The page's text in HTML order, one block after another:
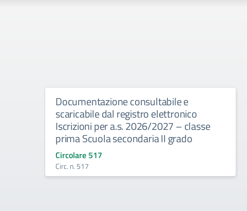
Documentazione consultabile e
scaricabile dal registro elettronico
Iscrizioni per a.s. 2026/2027 – classe
prima Scuola secondaria II grado
Circolare 517
Circ. n. 517